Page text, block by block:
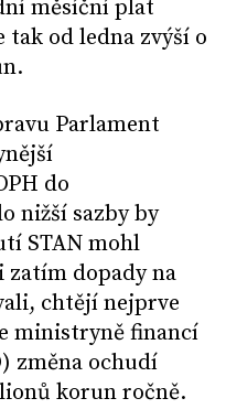
měsíční plat
tak od ledna zvýší o
Parlament
do
nižší sazby by
STAN mohl
dopady na
chtějí nejprve
ministryně financí
změna ochudí
korun ročně.